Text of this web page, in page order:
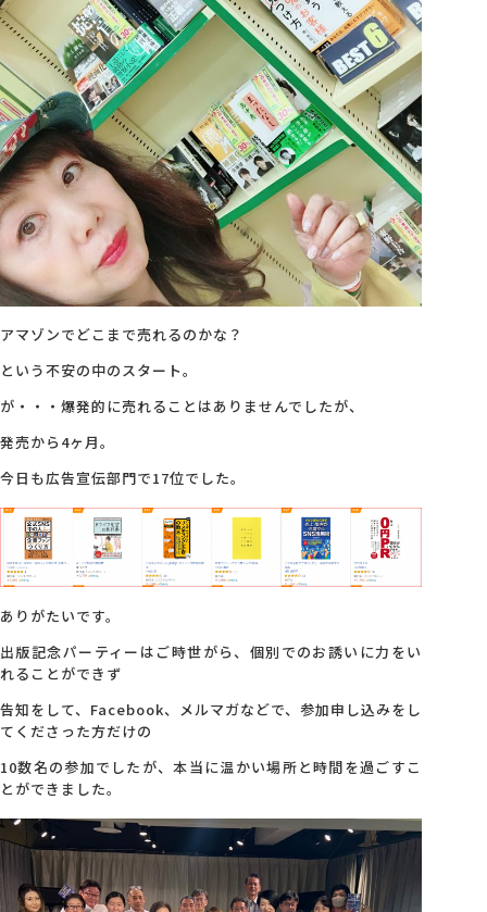
アマゾンでどこまで売れるのかな？
という不安の中のスタート。
が・・・爆発的に売れることはありませんでしたが、
発売から4ヶ月。
今日も広告宣伝部門で17位でした。
ありがたいです。
出版記念パーティーはご時世がら、個別でのお誘いに力をい
れることができず
告知をして、Facebook、メルマガなどで、参加申し込みをし
てくださった方だけの
10数名の参加でしたが、本当に温かい場所と時間を過ごすこ
とができました。